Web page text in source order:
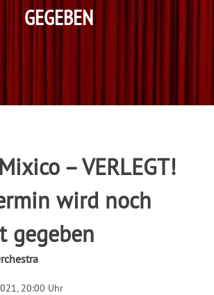
GEGEBEN
– VERLEGT!
wird noch
gegeben
20:00 Uhr